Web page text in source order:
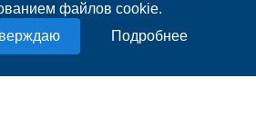
файлов cookie.
Подробнее
данных